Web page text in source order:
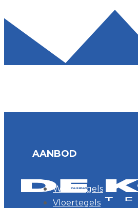
AANBOD
Wandtegels
Vloertegels